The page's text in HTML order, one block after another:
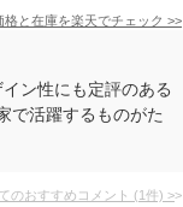
格と在庫を楽天でチェック >>
ン性にも定評のある
で活躍するものがた
のおすすめコメント (1件) >